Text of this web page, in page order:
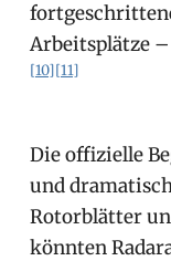
Arbeitsplätze
[10][11]
Die offizielle
und
Rotorblätter
könnten